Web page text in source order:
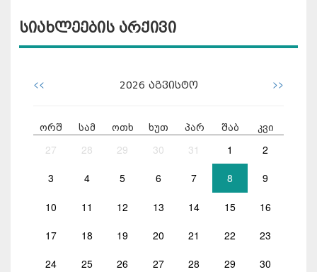
სიახლეების არქივი
<< 2026 აგვისტო >>
ორშ სამ ოთხ ხუთ პარ შაბ კვი
27 28 29 30 31 1 2
3 4 5 6 7 8 9
10 11 12 13 14 15 16
17 18 19 20 21 22 23
24 25 26 27 28 29 30